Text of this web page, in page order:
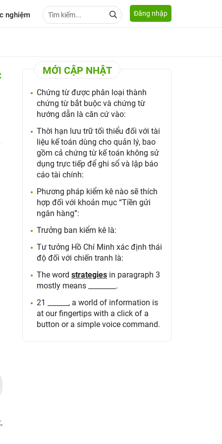
nghiệm Đăng nhập
MỚI CẬP NHẬT
Chứng từ được phân loại thành
chứng từ bắt buộc và chứng từ
hướng dẫn là căn cứ vào:
Thời hạn lưu trữ tối thiểu đối với tài
liệu kế toán dùng cho quản lý, bao
gồm cả chứng từ kế toán không sử
dụng trực tiếp để ghi sổ và lập báo
cáo tài chính:
Phương pháp kiểm kê nào sẽ thích
hợp đối với khoản mục “Tiền gửi
ngân hàng”:
Trưởng ban kiểm kê là:
Tư tưởng Hồ Chí Minh xác định thái
độ đối với chiến tranh là:
The wordstrategies in paragraph 3
mostly means ________.
21 ______, a world of information is
at our fingertips with a click of a
button or a simple voice command.